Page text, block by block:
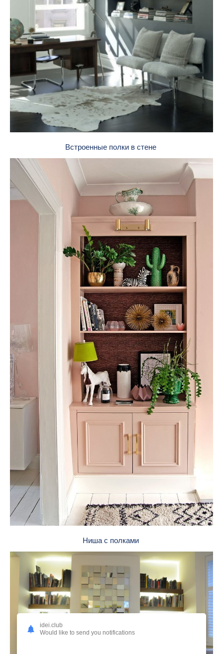
Встроенные полки в стене
Ниша с полками
idei.club
Would like to send you notifications